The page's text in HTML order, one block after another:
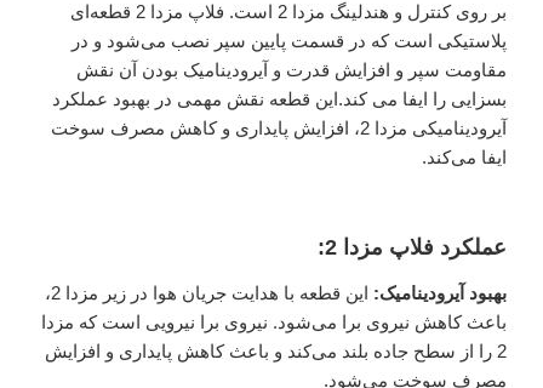
بر روی کنترل و هندلینگ مزدا 2 است. فلاپ مزدا 2 قطعه‌ای
پلاستیکی است که در قسمت پایین سپر نصب می‌شود و در
مقاومت سپر و افزایش قدرت و آیرودینامیک بودن آن نقش
بسزایی را ایفا می کند.این قطعه نقش مهمی در بهبود عملکرد
آیرودینامیکی مزدا 2، افزایش پایداری و کاهش مصرف سوخت
ایفا می‌کند.
عملکرد فلاپ مزدا 2:
بهبود آیرودینامیک:
این قطعه با هدایت جریان هوا در زیر مزدا 2،
باعث کاهش نیروی برا می‌شود. نیروی برا نیرویی است که مزدا
2 را از سطح جاده بلند می‌کند و باعث کاهش پایداری و افزایش
مصرف سوخت می‌شود.